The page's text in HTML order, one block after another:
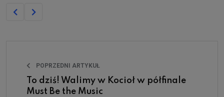
POPRZEDNI ARTYKUŁ
To dziś! Walimy w Kocioł w półfinale
Must Be the Music